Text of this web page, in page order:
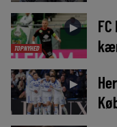
TOPNYHED
►
►